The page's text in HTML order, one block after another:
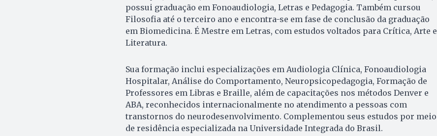
possui graduação em Fonoaudiologia, Letras e Pedagogia. Também cursou
Filosofia até o terceiro ano e encontra-se em fase de conclusão da graduação
em Biomedicina. É Mestre em Letras, com estudos voltados para Crítica, Arte e
Literatura.
Sua formação inclui especializações em Audiologia Clínica, Fonoaudiologia
Hospitalar, Análise do Comportamento, Neuropsicopedagogia, Formação de
Professores em Libras e Braille, além de capacitações nos métodos Denver e
ABA, reconhecidos internacionalmente no atendimento a pessoas com
transtornos do neurodesenvolvimento. Complementou seus estudos por meio
de residência especializada na Universidade Integrada do Brasil.